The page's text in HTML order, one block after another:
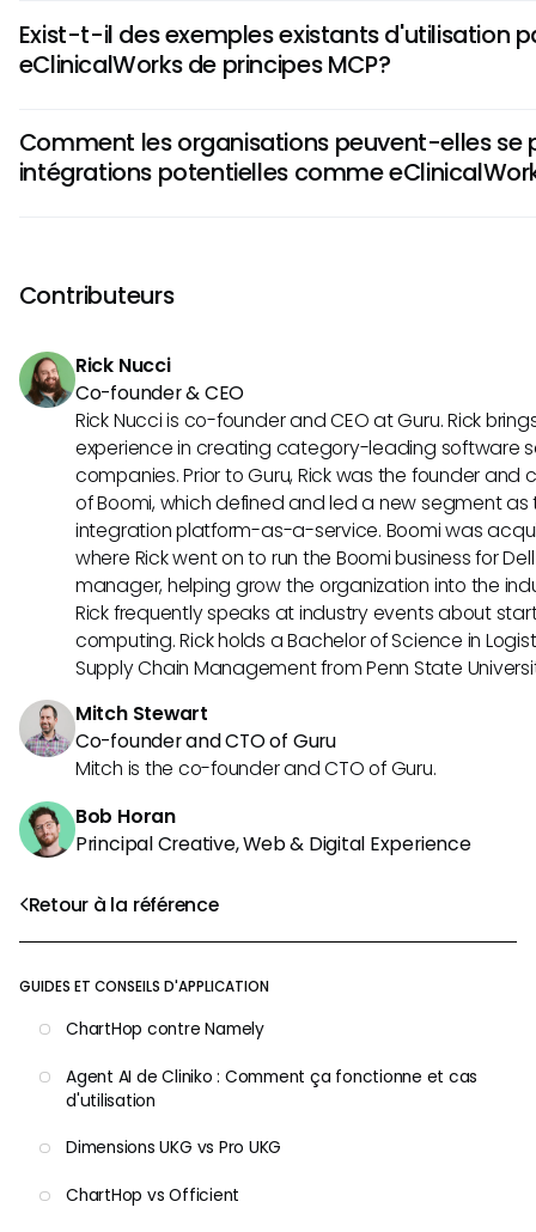
Retour à la référence
GUIDES ET CONSEILS D'APPLICATION
ChartHop contre Namely
Agent AI de Cliniko : Comment ça fonctionne et cas
d'utilisation
Dimensions UKG vs Pro UKG
ChartHop vs Officient
permettant des interactions fluides entre les systèmes
existants. Cela pourrait rationaliser les flux de travail,
Exist-t-il des exemples existants d'utilisation
eClinicalWorks de principes MCP?
principes MCP. Cependant, l'exploration de la manière
pourraient améliorer le partage des données et
Comment les organisations peuvent-elles se
intégrations potentielles comme
émergentes telles que le MCP, elles peuvent se
stratégique pour adopter de nouveaux outils et flux de
Contributeurs
Rick Nucci
Co-founder & CEO
Rick Nucci is co-founder and CEO at Guru. Rick
experience in creating category-leading software
companies. Prior to Guru, Rick was the founder
of Boomi, which defined and led a new segment
integration platform-as-a-service. Boomi was
where Rick went on to run the Boomi business for
manager, helping grow the organization into the
Rick frequently speaks at industry events about
computing. Rick holds a Bachelor of Science in
Supply Chain Management from Penn State
Mitch Stewart
Co-founder and CTO of Guru
Mitch is the co-founder and CTO of Guru.
Bob Horan
Principal Creative, Web & Digital Experience